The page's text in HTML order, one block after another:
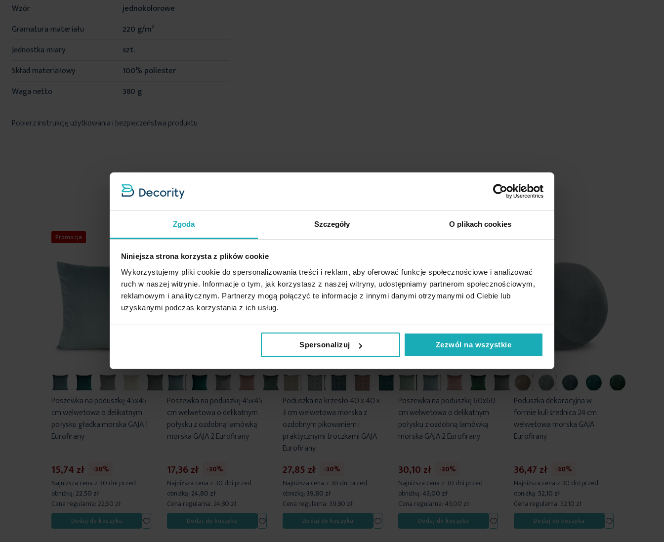
Zgoda Szczegóły O plikach cookies
Niniejsza strona korzysta z plików cookie
Wykorzystujemy pliki cookie do spersonalizowania treści i reklam, aby oferować funkcje społecznościowe i analizować
ruch w naszej witrynie. Informacje o tym, jak korzystasz z naszej witryny, udostępniamy partnerom społecznościowym,
reklamowym i analitycznym. Partnerzy mogą połączyć te informacje z innymi danymi otrzymanymi od Ciebie lub
uzyskanymi podczas korzystania z ich usług.
Spersonalizuj Zezwól na wszystkie
Wzór
jednokolorowe
Gramatura materiału
220 g/m²
Jednostka miary
szt.
Skład materiałowy
100% poliester
Waga netto
380 g
Pobierz instrukcję użytkowania i bezpieczeństwa produktu
Rodzina produktów
Promocja
Poszewka na poduszkę 45x45
cm welwetowa o delikatnym
połysku gładka morska GAJA 1
Eurofirany
15,74 zł
-30%
Najniższa cena z 30 dni przed
obniżką: 22,50 zł
Cena regularna: 22,50 zł
Dodaj do koszyka
Dodaj
do
Promocja
Poszewka na poduszkę 45x45
cm welwetowa o delikatnym
połysku z ozdobną lamówką
morska GAJA 2 Eurofirany
17,36 zł
-30%
Najniższa cena z 30 dni przed
obniżką: 24,80 zł
Cena regularna: 24,80 zł
Dodaj do koszyka
Dodaj
do
Promocja
Poduszka na krzesło 40 x 40 x
3 cm welwetowa morska z
ozdobnym pikowaniem i
praktycznymi troczkami GAJA
Eurofirany
27,85 zł
-30%
Najniższa cena z 30 dni przed
obniżką:39,80 zł
Cena regularna: 39,80 zł
Dodaj do koszyka
Dodaj
do
Promocja
Poszewka na poduszkę 60x60
cm welwetowa o delikatnym
połysku z ozdobną lamówką
morska GAJA 2 Eurofirany
30,10 zł
-30%
Najniższa cena z 30 dni przed
obniżką: 43,00 zł
Cena regularna:43,00 zł
Dodaj do koszyka
Dodaj
do
Promocja
Poduszka dekoracyjna w
formie kuli średnica 24 cm
welwetowa morska GAJA
Eurofirany
36,47 zł
-30%
Najniższa cena z 30 dni przed
obniżką: 52,10 zł
Cena regularna: 52,10 zł
Dodaj do koszyka
Dodaj
do